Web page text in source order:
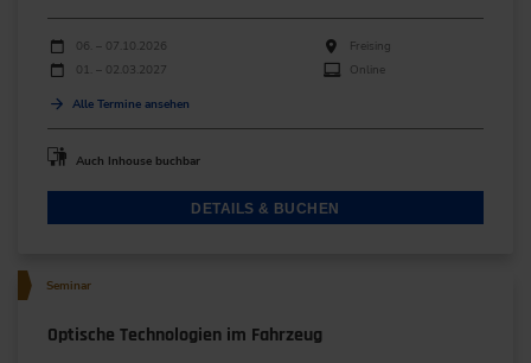
Durchführungen
Veranstaltungsdatum
06. – 07.10.2026
Freising
01. – 02.03.2027
Online
Alle Termine ansehen
Auch Inhouse buchbar
DETAILS & BUCHEN
Seminar
Optische Technologien im Fahrzeug